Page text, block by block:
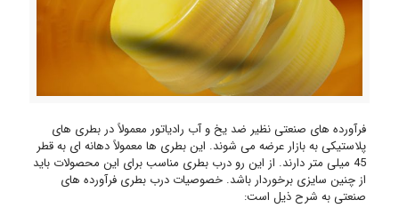
فرآورده های صنعتی نظیر ضد یخ و آب رادیاتور معمولاً در بطری های
پلاستیکی به بازار عرضه می شوند. این بطری ها معمولاً دهانه ای به قطر
45 میلی متر دارند. از این رو درب بطری مناسب برای این محصولات باید
از چنین سایزی برخوردار باشد. خصوصیات درب بطری فرآورده های
صنعتی به شرح ذیل است: